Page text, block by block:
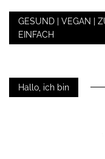
GESUND | VEGAN |
EINFACH
Hallo, ich bin